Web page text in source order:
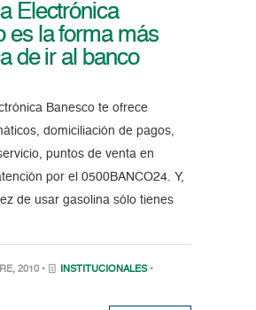
Electrónica
es la forma más
de ir al banco
Banesco te ofrece
domiciliación de pagos,
puntos de venta en
por el 0500BANCO24. Y,
de usar gasolina sólo tienes
2010 • INSTITUCIONALES •